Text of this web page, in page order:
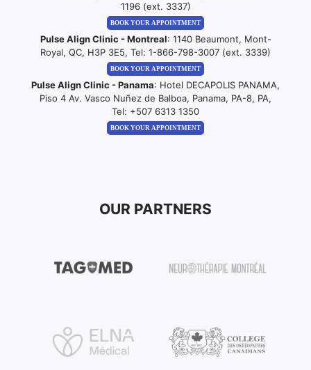
1196 (ext. 3337)
BOOK YOUR APPOINTMENT
Pulse Align Clinic - Montreal: 1140 Beaumont, Mont-
Royal, QC, H3P 3E5, Tel: 1-866-798-3007 (ext. 3339)
BOOK YOUR APPOINTMENT
Pulse Align Clinic - Panama: Hotel DECAPOLIS PANAMA,
Piso 4 Av. Vasco Nuñez de Balboa, Panama, PA-8, PA,
Tel: +507 6313 1350
BOOK YOUR APPOINTMENT
OUR PARTNERS